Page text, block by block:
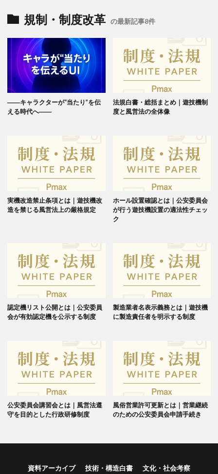
規制・制度改革 の最新記事8件
――キャラクターが“当たり”を伝
える時代へ――
法規白書・総括まとめ｜遊技機制
度と風営法の全体像
実機改造禁止条項とは｜遊技機改
造を禁じる風営法上の厳格規定
ホール設置確認とは｜公安委員会
が行う遊技機設置の適法性チェッ
ク
認定機リスト公開とは｜公安委員
会が有効認定機を公示する制度
製造業者名表示義務とは｜遊技機
に製造責任者を明示する制度
公安委員会講習会とは｜風営法遵
守を目的とした行政研修制度
風俗営業許可更新とは｜営業継続
のための公安委員会申請手続き
資料アーカイブ 技術・構造白書 文化・社会考察